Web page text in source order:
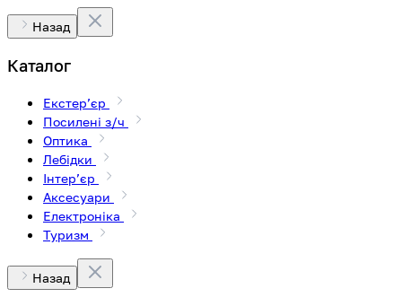
Назад
Каталог
Екстерʼєр
Посилені з/ч
Оптика
Лебідки
Інтерʼєр
Аксесуари
Електроніка
Туризм
Назад